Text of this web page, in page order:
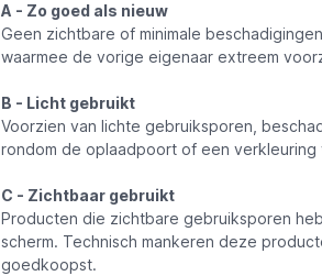
A - Zo goed als nieuw
Geen zichtbare of minimale
waarmee de vorige eigenaar extreem
B - Licht gebruikt
Voorzien van lichte gebruiksporen,
rondom de oplaadpoort of een verkleuring
C - Zichtbaar gebruikt
Producten die zichtbare gebruiksporen
scherm. Technisch mankeren deze
goedkoopst.